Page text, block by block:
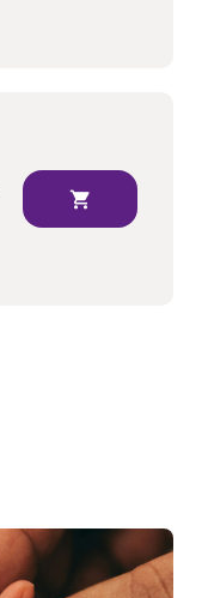
shopping_cart